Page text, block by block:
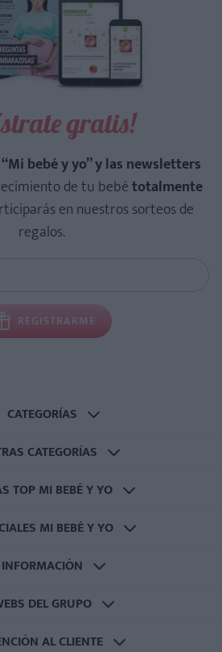
gratis!
bebé y yo” y las newsletters
de tu bebétotalmente
en nuestros sorteos de
regalos.
REGISTRARME
CATEGORÍAS
CATEGORÍAS
TOP MI BEBÉ Y YO
MI BEBÉ Y YO
INFORMACIÓN
DEL GRUPO
AL CLIENTE